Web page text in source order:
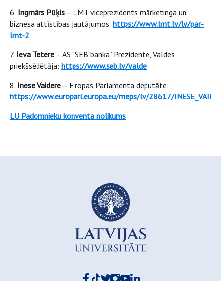
6. Ingmārs Pūķis – LMT viceprezidents mārketinga un
biznesa attīstības jautājumos: https://www.lmt.lv/lv/par-
lmt-2
7. Ieva Tetere – AS “SEB banka” Prezidente, Valdes
priekšsēdētāja: https://www.seb.lv/valde
8. Inese Vaidere – Eiropas Parlamenta deputāte:
https://www.europarl.europa.eu/meps/lv/28617/
LU Padomnieku konventa nolikums